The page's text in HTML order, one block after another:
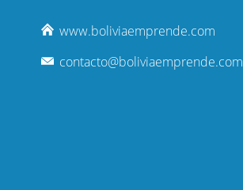
www.boliviaemprende.com
contacto@boliviaemprende.com